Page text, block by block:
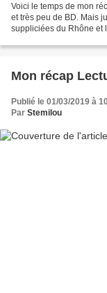
Voici le temps de mon
et très peu de BD. Mais
suppliciées du Rhône et
Mon récap
Publié le 01/03/2019 à
Par Stemilou